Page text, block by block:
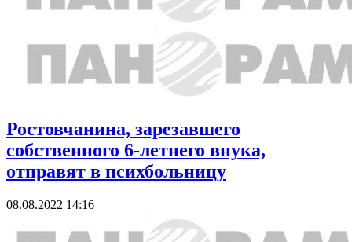
Ростовчанина, зарезавшего
собственного 6-летнего внука,
отправят в психбольницу
08.08.2022 14:16